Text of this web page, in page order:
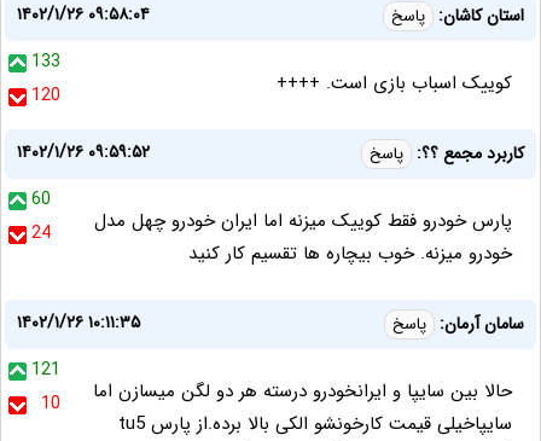
استان کاشان: پاسخ
۱۴۰۲/۱/۲۶ ۰۹:۵۸:۰۴
133
120
کوییک اسباب بازی است. ++++
کاربرد مجمع ؟؟: پاسخ
۱۴۰۲/۱/۲۶ ۰۹:۵۹:۵۲
60
24
پارس خودرو فقط کوییک میزنه اما ایران خودرو چهل مدل
خودرو میزنه. خوب بیچاره ها تقسیم کار کنید
سامان آرمان: پاسخ
۱۴۰۲/۱/۲۶ ۱۰:۱۱:۳۵
121
10
حالا بین سایپا و ایرانخودرو درسته هر دو لگن میسازن اما
سایپاخیلی قیمت کارخونشو الکی بالا برده.از پارس tu5